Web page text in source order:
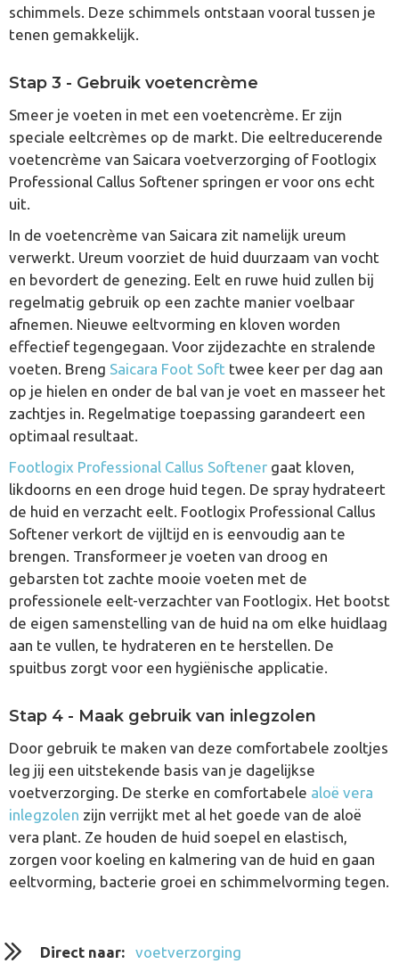
schimmels. Deze schimmels ontstaan vooral tussen je
tenen gemakkelijk.
Stap 3 - Gebruik voetencrème
Smeer je voeten in met een voetencrème. Er zijn
speciale eeltcrèmes op de markt. Die eeltreducerende
voetencrème van Saicara voetverzorging of Footlogix
Professional Callus Softener springen er voor ons echt
uit.
In de voetencrème van Saicara zit namelijk ureum
verwerkt. Ureum voorziet de huid duurzaam van vocht
en bevordert de genezing. Eelt en ruwe huid zullen bij
regelmatig gebruik op een zachte manier voelbaar
afnemen. Nieuwe eeltvorming en kloven worden
effectief tegengegaan. Voor zijdezachte en stralende
voeten. Breng Saicara Foot Soft twee keer per dag aan
op je hielen en onder de bal van je voet en masseer het
zachtjes in. Regelmatige toepassing garandeert een
optimaal resultaat.
Footlogix Professional Callus Softener gaat kloven,
likdoorns en een droge huid tegen. De spray hydrateert
de huid en verzacht eelt. Footlogix Professional Callus
Softener verkort de vijltijd en is eenvoudig aan te
brengen. Transformeer je voeten van droog en
gebarsten tot zachte mooie voeten met de
professionele eelt-verzachter van Footlogix. Het bootst
de eigen samenstelling van de huid na om elke huidlaag
aan te vullen, te hydrateren en te herstellen. De
spuitbus zorgt voor een hygiënische applicatie.
Stap 4 - Maak gebruik van inlegzolen
Door gebruik te maken van deze comfortabele zooltjes
leg jij een uitstekende basis van je dagelijkse
voetverzorging. De sterke en comfortabele aloë vera
inlegzolen zijn verrijkt met al het goede van de aloë
vera plant. Ze houden de huid soepel en elastisch,
zorgen voor koeling en kalmering van de huid en gaan
eeltvorming, bacterie groei en schimmelvorming tegen.
Direct naar: voetverzorging